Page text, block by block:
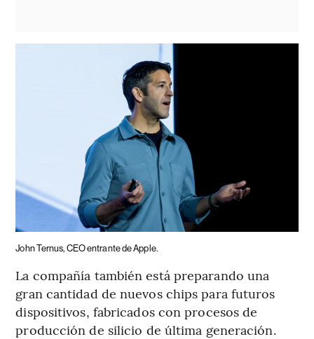
John Ternus, CEO entrante de Apple.
La compañía también está preparando una
gran cantidad de nuevos chips para futuros
dispositivos, fabricados con procesos de
producción de silicio de última generación.